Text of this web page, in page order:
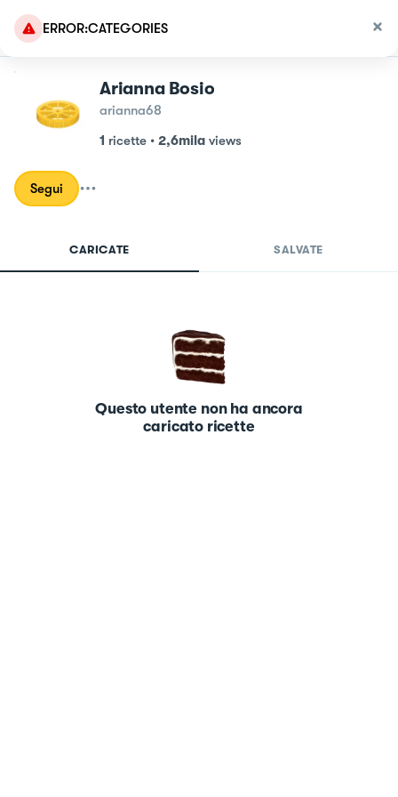
ERROR:CATEGORIES
Arianna Bosio
arianna68
1 ricette • 2,6mila views
Segui
CARICATE SALVATE
Questo utente non ha ancora
caricato ricette